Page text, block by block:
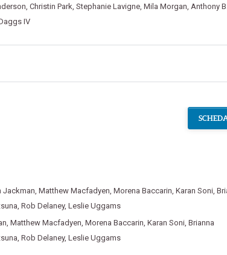
, Christin Park, Stephanie Lavigne, Mila Morgan, Anthony
IV
Jackman, Matthew Macfadyen, Morena Baccarin, Karan Soni,
, Rob Delaney, Leslie Uggams
, Matthew Macfadyen, Morena Baccarin, Karan Soni, Brianna
, Rob Delaney, Leslie Uggams